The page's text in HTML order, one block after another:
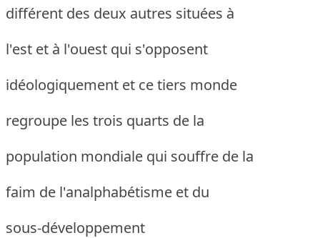
différent des deux autres situées à
l'est et à l'ouest qui s'opposent
idéologiquement et ce tiers monde
regroupe les trois quarts de la
population mondiale qui souffre de la
faim de l'analphabétisme et du
sous-développement